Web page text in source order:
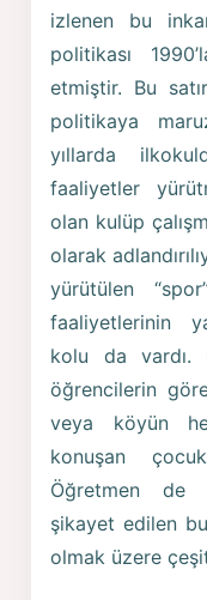
izlenen bu
politikası
etmiştir. Bu
politikaya
yıllarda
faaliyetler
olan kulüp
olarak
yürütülen
faaliyetlerinin
kolu da vardı.
öğrencilerin
veya köyün
konuşan
Öğretmen de
şikayet edilen
olmak üzere